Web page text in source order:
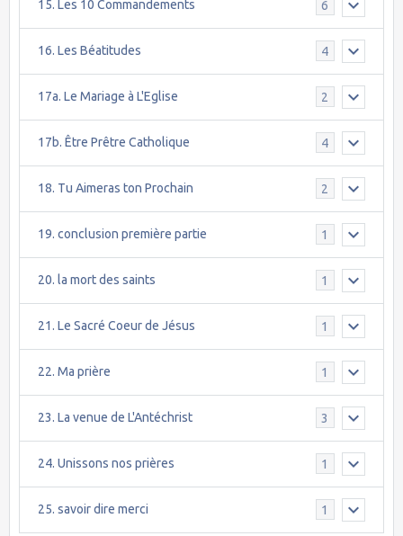
15. Les 10 Commandements 6
16. Les Béatitudes 4
17a. Le Mariage à L'Eglise 2
17b. Être Prêtre Catholique 4
18. Tu Aimeras ton Prochain 2
19. conclusion première partie 1
20. la mort des saints 1
21. Le Sacré Coeur de Jésus 1
22. Ma prière 1
23. La venue de L'Antéchrist 3
24. Unissons nos prières 1
25. savoir dire merci 1